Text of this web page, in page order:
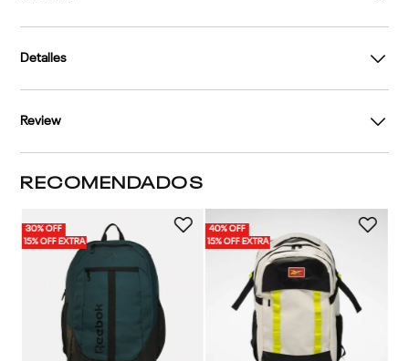
Detalles
Review
RECOMENDADOS
40% OFF
15% OFF EXTRA